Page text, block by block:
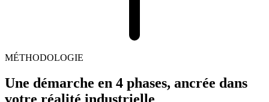
MÉTHODOLOGIE
Une démarche en 4 phases, ancrée dans
votre réalité industrielle